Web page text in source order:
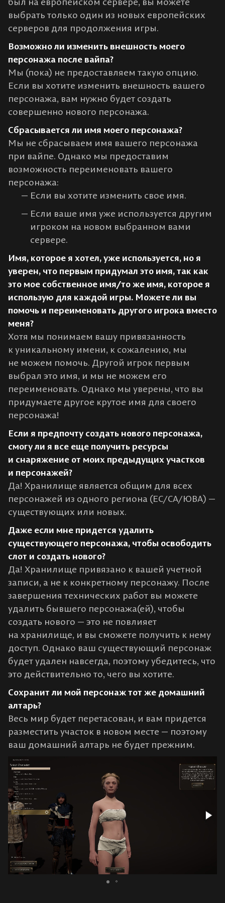
выбрать только один из новых европейских
серверов для продолжения игры.
Возможно ли изменить внешность моего
персонажа после вайпа?
Мы (пока) не предоставляем такую опцию.
Если вы хотите изменить внешность вашего
персонажа, вам нужно будет создать
совершенно нового персонажа.
Сбрасывается ли имя моего персонажа?
Мы не сбрасываем имя вашего персонажа
при вайпе. Однако мы предоставим
возможность переименовать вашего
персонажа:
Если вы хотите изменить свое имя.
Если ваше имя уже используется другим
игроком на новом выбранном вами
сервере.
Имя, которое я хотел, уже используется, но я
уверен, что первым придумал это имя, так как
это мое собственное имя/то же имя, которое я
использую для каждой игры. Можете ли вы
помочь и переименовать другого игрока вместо
меня?
Хотя мы понимаем вашу привязанность
к уникальному имени, к сожалению, мы
не можем помочь. Другой игрок первым
выбрал это имя, и мы не можем его
переименовать. Однако мы уверены, что вы
придумаете другое крутое имя для своего
персонажа!
Если я предпочту создать нового персонажа,
смогу ли я все еще получить ресурсы
и снаряжение от моих предыдущих участков
и персонажей?
Да! Хранилище является общим для всех
персонажей из одного региона (ЕС/СА/ЮВА) —
существующих или новых.
Даже если мне придется удалить
существующего персонажа, чтобы освободить
слот и создать нового?
Да! Хранилище привязано к вашей учетной
записи, а не к конкретному персонажу. После
завершения технических работ вы можете
удалить бывшего персонажа(ей), чтобы
создать нового — это не повлияет
на хранилище, и вы сможете получить к нему
доступ. Однако ваш существующий персонаж
будет удален навсегда, поэтому убедитесь, что
это действительно то, чего вы хотите.
Сохранит ли мой персонаж тот же домашний
алтарь?
Весь мир будет перетасован, и вам придется
разместить участок в новом месте — поэтому
ваш домашний алтарь не будет прежним.